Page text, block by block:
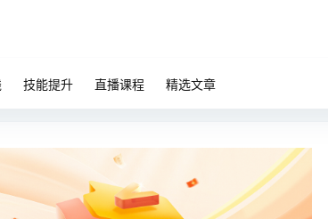
技能提升 直播课程 精选文章